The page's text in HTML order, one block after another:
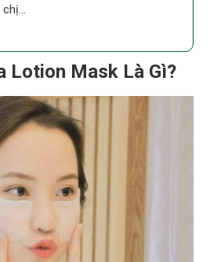
Lotion Mask Là Gì?